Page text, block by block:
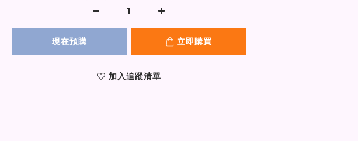
現在預購 立即購買
加入追蹤清單